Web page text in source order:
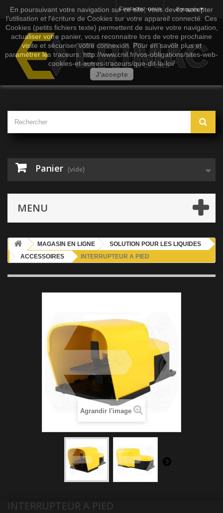
Français
Contactez-nous
Panier (vide)
MENU
MAGASIN EN LIGNE
SOLUTION POUR LES LIQUIDES
ACCESSOIRES
INTERRUPTEUR A PIED
Agrandir l'image
INTERRUPTEUR A PIED
En poursuivant votre navigation sur ce site, vous devez accepter
l’utilisation et l'écriture de Cookies sur votre appareil connecté. Ces
Cookies (petits fichiers texte) permettent de suivre votre navigation,
actualiser votre panier, vous reconnaitre lors de votre prochaine
visite et sécuriser votre connexion. Pour en savoir plus et
paramétrer les traceurs: http://www.cnil.fr/vos-obligations/sites-web-
cookies-et-autres-traceurs/que-dit-la-loi/
J'accepte